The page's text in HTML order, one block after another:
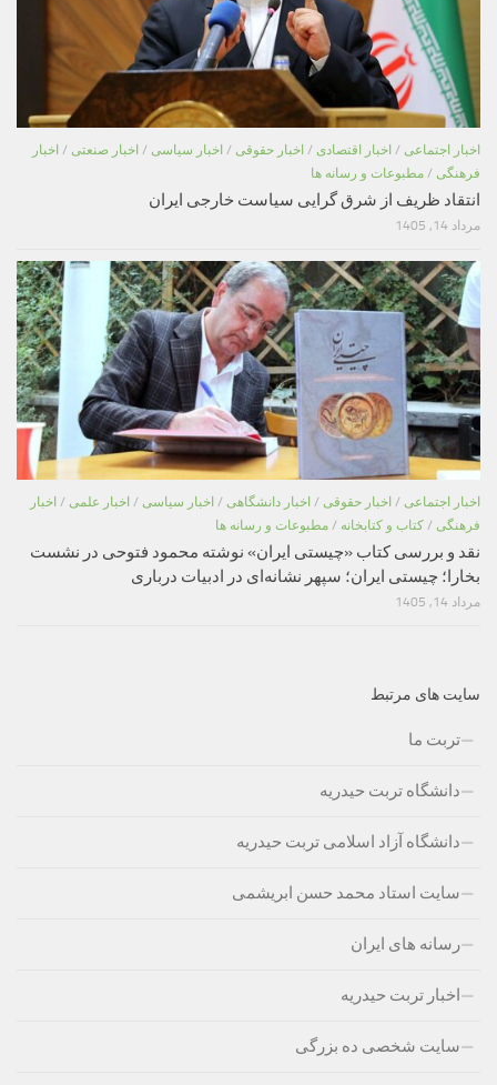
اخبار اجتماعی / اخبار اقتصادی / اخبار حقوقی / اخبار سیاسی / اخبار صنعتی / اخبار
فرهنگی / مطبوعات و رسانه ها
انتقاد ظریف از شرق گرایی سیاست خارجی ایران
مرداد 14, 1405
اخبار اجتماعی / اخبار حقوقی / اخبار دانشگاهی / اخبار سیاسی / اخبار علمی / اخبار
فرهنگی / کتاب و کتابخانه / مطبوعات و رسانه ها
نقد و بررسی کتاب «چیستی ایران» نوشته محمود فتوحی در نشست
بخارا؛ چیستی ایران؛ سپهر نشانه‌ای در ادبیات درباری
مرداد 14, 1405
سایت های مرتبط
تربت ما
دانشگاه تربت حیدریه
دانشگاه آزاد اسلامی تربت حیدریه
سایت استاد محمد حسن ابریشمی
رسانه های ایران
اخبار تربت حیدریه
سایت شخصی ده بزرگی